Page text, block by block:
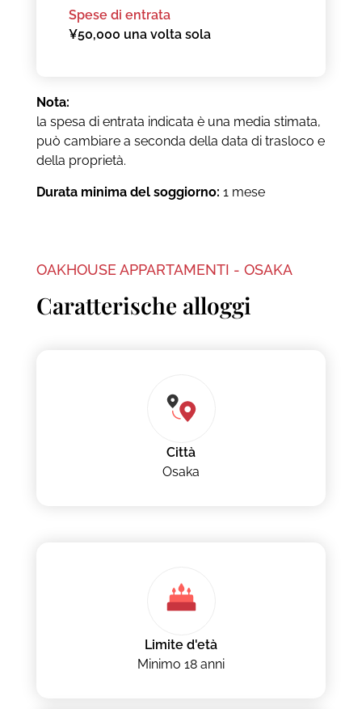
Spese di entrata
¥50,000 una volta sola
Nota:
la spesa di entrata indicata è una media stimata,
può cambiare a seconda della data di trasloco e
della proprietà.
Durata minima del soggiorno: 1 mese
OAKHOUSE APPARTAMENTI - OSAKA
Caratterische alloggi
Città
Osaka
Limite d'età
Minimo 18 anni